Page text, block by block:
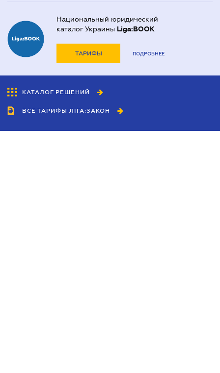
Национальный юридический
каталог Украины Liga:BOOK
ТАРИФЫ ПОДРОБНЕЕ
КАТАЛОГ РЕШЕНИЙ
ВСЕ ТАРИФЫ ЛІГА:ЗАКОН